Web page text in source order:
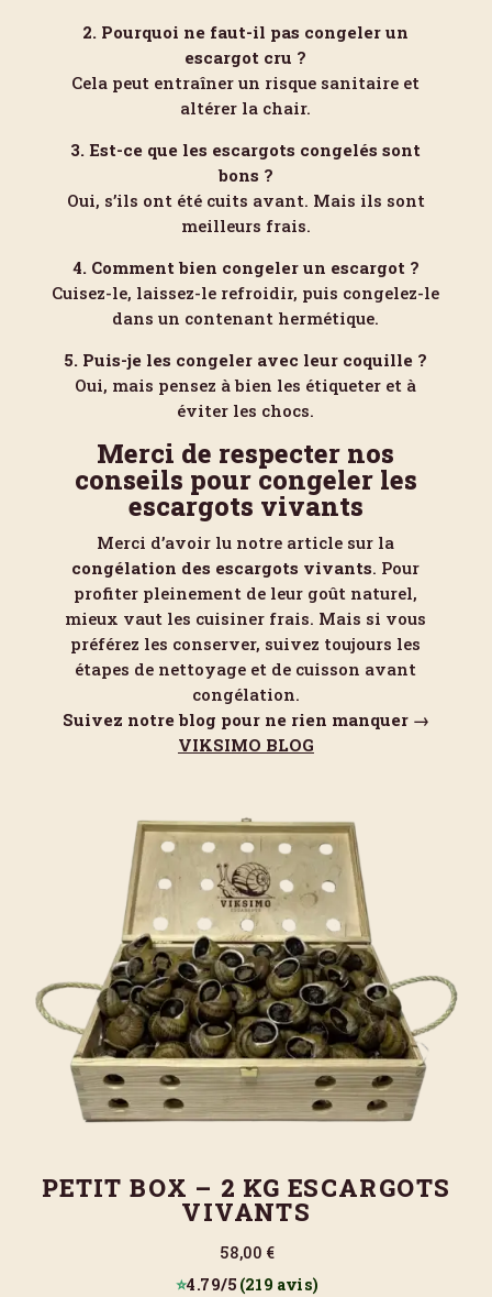
2. Pourquoi ne faut-il pas congeler un
escargot cru ?
Cela peut entraîner un risque sanitaire et
altérer la chair.
3. Est-ce que les escargots congelés sont
bons ?
Oui, s’ils ont été cuits avant. Mais ils sont
meilleurs frais.
4. Comment bien congeler un escargot ?
Cuisez-le, laissez-le refroidir, puis congelez-le
dans un contenant hermétique.
5. Puis-je les congeler avec leur coquille ?
Oui, mais pensez à bien les étiqueter et à
éviter les chocs.
Merci de respecter nos
conseils pour congeler les
escargots vivants
Merci d’avoir lu notre article sur la
congélation des escargots vivants. Pour
profiter pleinement de leur goût naturel,
mieux vaut les cuisiner frais. Mais si vous
préférez les conserver, suivez toujours les
étapes de nettoyage et de cuisson avant
congélation.
Suivez notre blog pour ne rien manquer →
VIKSIMO BLOG
PETIT BOX – 2 KG ESCARGOTS
VIVANTS
58,00 €
⭐4.79/5(219 avis)